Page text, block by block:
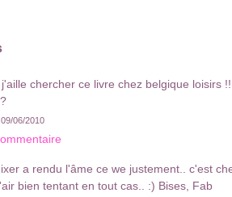
chercher ce livre chez belgique loisirs
09/06/2010
a rendu l'âme ce we justement.. c'est
bien tentant en tout cas.. :) Bises, Fab